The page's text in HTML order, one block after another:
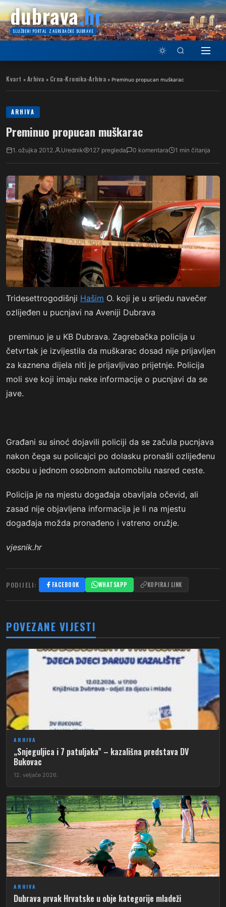
dubrava.hr
SLUŽBENI PORTAL ZAGREBAČKE DUBRAVE
Kvart » Arhiva » Crna-Kronika-Arhiva » Preminuo propucan muškarac
ARHIVA
Preminuo propucan muškarac
1. ožujka 2012. Urednik 127 pregleda 0 komentara 1 min čitanja
Tridesettrogodišnji Hašim O. koji je u srijedu navečer
ozlijeđen u pucnjavi na Aveniji Dubrava
preminuo je u KB Dubrava. Zagrebačka policija u
četvrtak je izvijestila da muškarac dosad nije prijavljen
za kaznena dijela niti je prijavljivao prijetnje. Policija
moli sve koji imaju neke informacije o pucnjavi da se
jave.
Građani su sinoć dojavili policiji da se začula pucnjava
nakon čega su policajci po dolasku pronašli ozlijeđenu
osobu u jednom osobnom automobilu nasred ceste.
Policija je na mjestu događaja obavljala očevid, ali
zasad nije objavljena informacija je li na mjestu
događaja možda pronađeno i vatreno oružje.
vjesnik.hr
PODIJELI: FACEBOOK WHATSAPP KOPIRAJ LINK
POVEZANE VIJESTI
ARHIVA
„Snjeguljica i 7 patuljaka” – kazališna predstava DV
Bukovac
12. veljače 2026.
ARHIVA
Dubrava prvak Hrvatske u obje kategorije mladeži